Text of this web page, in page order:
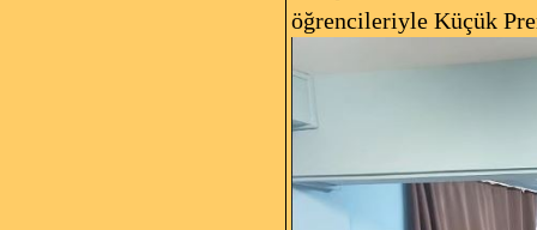
öğrencileriyle Küçük